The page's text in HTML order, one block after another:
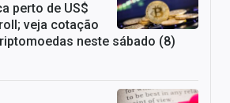
perto de US$
veja cotação
neste sábado (8)